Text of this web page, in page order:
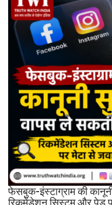
फेसबुक-इंस्टाग्राम की
रिकमेंडेशन सिस्टम और पेड